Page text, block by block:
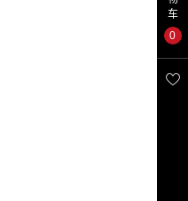
车
0
